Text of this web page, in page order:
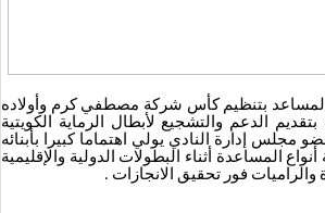
بتنظيم كأس شركة مصطفي كرم وأولاده
الدعم والتشجيع لأبطال الرماية الكويتية
إدارة النادي يولي اهتماما كبيرا بأبنائه
المساعدة أثناء البطولات الدولية والإقليمية
والراميات فور تحقيق الانجازات .